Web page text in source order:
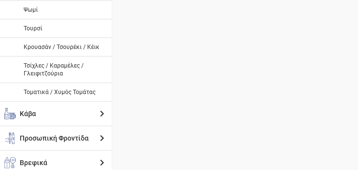
Ψωμί
Τουρσί
Κρουασάν / Τσουρέκι / Κέικ
Τσίχλες / Καραμέλες /
Γλειφιτζούρια
Τοματικά / Χυμός Τομάτας
Κάβα
Προσωπική Φροντίδα
Βρεφικά